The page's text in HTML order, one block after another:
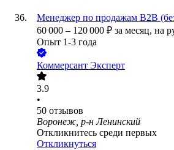
Менеджер по продажам B2B
60 000 – 120 000 ₽ за месяц, на
Опыт 1-3 года
Коммерсант Эксперт
3.9
•
50 отзывов
Воронеж, р-н Ленинский
Откликнитесь среди первых
Откликнуться